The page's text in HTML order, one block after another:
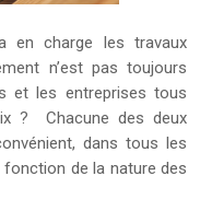
en charge les travaux
n’est pas toujours
et les entreprises tous
? Chacune des deux
dans tous les
de la nature des